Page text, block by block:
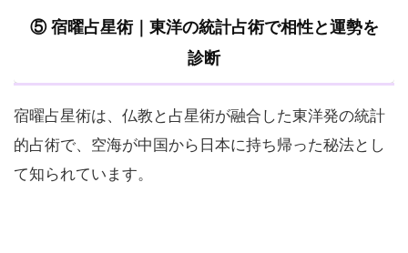
⑤ 宿曜占星術｜東洋の統計占術で相性と運勢を
診断
宿曜占星術は、仏教と占星術が融合した東洋発の統計
的占術で、空海が中国から日本に持ち帰った秘法とし
て知られています。